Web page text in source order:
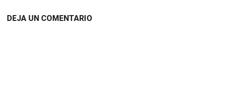
DEJA UN COMENTARIO